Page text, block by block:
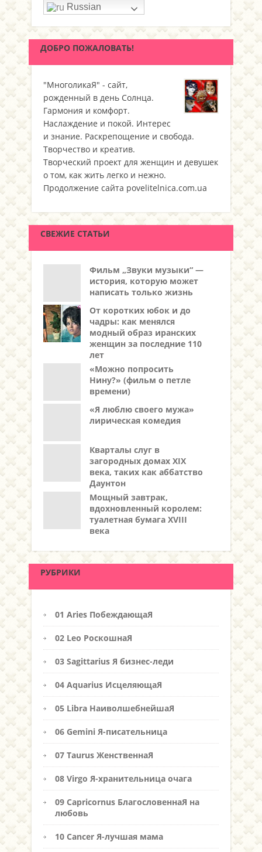
Russian
ДОБРО ПОЖАЛОВАТЬ!
"МноголикаЯ" - сайт,
рожденный в день Солнца.
Гармония и комфорт.
Наслаждение и покой. Интерес
и знание. Раскрепощение и свобода.
Творчество и креатив.
Творческий проект для женщин и девушек
о том, как жить легко и нежно.
Продолжение сайта povelitelnica.com.ua
СВЕЖИЕ СТАТЬИ
Фильм „Звуки музыки“ —
история, которую может
написать только жизнь
От коротких юбок и до
чадры: как менялся
модный образ иранских
женщин за последние 110
лет
«Можно попросить
Нину?» (фильм о петле
времени)
«Я люблю своего мужа»
лирическая комедия
Кварталы слуг в
загородных домах XIX
века, таких как аббатство
Даунтон
Мощный завтрак,
вдохновленный королем:
туалетная бумага XVIII
века
РУБРИКИ
01 Aries ПобеждающаЯ
02 Leo РоскошнаЯ
03 Sagittarius Я бизнес-леди
04 Aquarius ИсцеляющаЯ
05 Libra НаиволшебнейшаЯ
06 Gemini Я-писательница
07 Taurus ЖенственнаЯ
08 Virgo Я-хранительница очага
09 Capricornus БлагословеннаЯ на
любовь
10 Cancer Я-лучшая мама